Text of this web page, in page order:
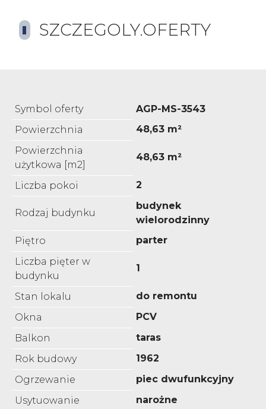
SZCZEGOLY.OFERTY
Symbol oferty
AGP-MS-3543
Powierzchnia
48,63 m²
Powierzchnia
użytkowa [m2]
48,63 m²
Liczba pokoi 2
Rodzaj budynku
budynek
wielorodzinny
Piętro
parter
Liczba pięter w
budynku
1
Stan lokalu
do remontu
Okna
PCV
Balkon
taras
Rok budowy
1962
Ogrzewanie
piec dwufunkcyjny
Usytuowanie
narożne